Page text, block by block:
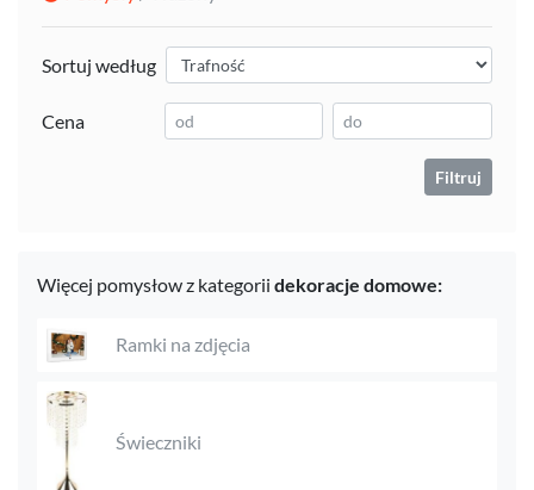
Sortuj według
Cena
Filtruj
Więcej pomysłow z kategorii dekoracje domowe:
Ramki na zdjęcia
Świeczniki